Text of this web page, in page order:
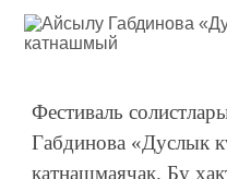
Фестиваль
Габдинова «Дуслык
катнашмаячак. Бу